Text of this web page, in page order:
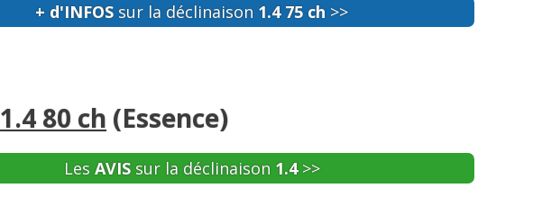
+ d'INFOS sur la déclinaison 1.4 75 ch >>
1.4 80 ch (Essence)
Les AVISsur la déclinaison 1.4>>